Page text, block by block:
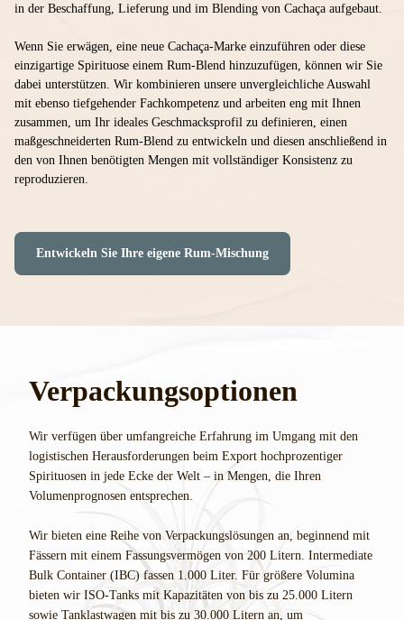
in der Beschaffung, Lieferung und im Blending von Cachaça aufgebaut.
Wenn Sie erwägen, eine neue Cachaça-Marke einzuführen oder diese
einzigartige Spirituose einem Rum-Blend hinzuzufügen, können wir Sie
dabei unterstützen. Wir kombinieren unsere unvergleichliche Auswahl
mit ebenso tiefgehender Fachkompetenz und arbeiten eng mit Ihnen
zusammen, um Ihr ideales Geschmacksprofil zu definieren, einen
maßgeschneiderten Rum-Blend zu entwickeln und diesen anschließend in
den von Ihnen benötigten Mengen mit vollständiger Konsistenz zu
reproduzieren.
Entwickeln Sie Ihre eigene Rum-Mischung
Verpackungsoptionen
Wir verfügen über umfangreiche Erfahrung im Umgang mit den
logistischen Herausforderungen beim Export hochprozentiger
Spirituosen in jede Ecke der Welt – in Mengen, die Ihren
Volumenprognosen entsprechen.
Wir bieten eine Reihe von Verpackungslösungen an, beginnend mit
Fässern mit einem Fassungsvermögen von 200 Litern. Intermediate
Bulk Container (IBC) fassen 1.000 Liter. Für größere Volumina
bieten wir ISO-Tanks mit Kapazitäten von bis zu 25.000 Litern
sowie Tanklastwagen mit bis zu 30.000 Litern an, um